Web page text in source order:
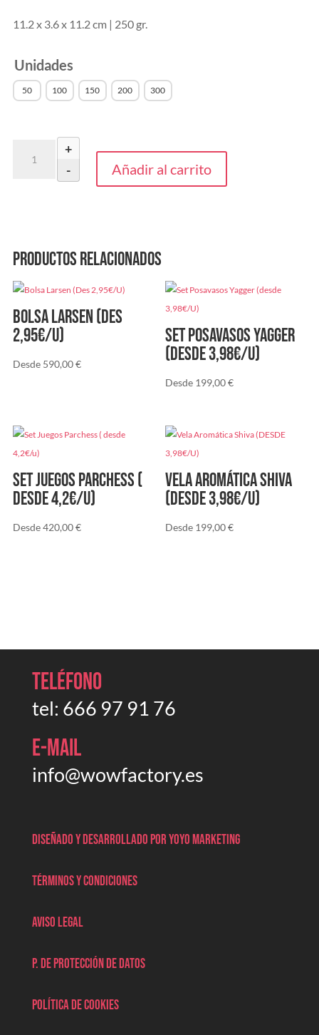
11.2 x 3.6 x 11.2 cm | 250 gr.
Unidades
50 100 150 200 300
Posavasos
-
+
Añadir al carrito
Productos relacionados
Bolsa Larsen (Des
2,95€/U)
Desde 590,00€
Set Posavasos Yagger
(desde 3,98€/U)
Desde 199,00€
Set Juegos Parchess (
desde 4,2€/u)
Desde420,00€
Vela Aromática Shiva
(DESDE 3,98€/U)
Desde 199,00€
Teléfono
tel: 666 97 91 76
E-mail
info@wowfactory.es
Diseñado y desarrollado por Yoyo marketing
Términos y condiciones
Aviso legal
P. de protección de datos
Política de cookies